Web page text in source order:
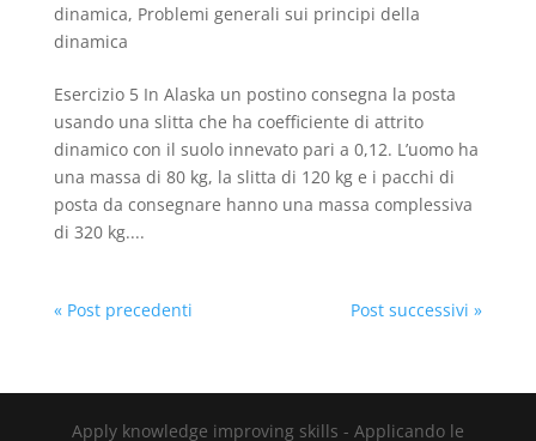
dinamica, Problemi generali sui principi della
dinamica
Esercizio 5 In Alaska un postino consegna la posta
usando una slitta che ha coefficiente di attrito
dinamico con il suolo innevato pari a 0,12. L’uomo ha
una massa di 80 kg, la slitta di 120 kg e i pacchi di
posta da consegnare hanno una massa complessiva
di 320 kg....
« Post precedenti Post successivi »
Apply knowledge improving skills - Applicando le